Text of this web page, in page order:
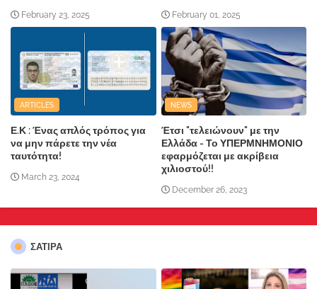
February 23, 2025 February 01, 2025
ARTICLES
Ε.Κ : Ένας απλός τρόπος για
να μην πάρετε την νέα
ταυτότητα!
March 23, 2024
NEWS
Έτσι "τελειώνουν" με την
Ελλάδα - Το ΥΠΕΡΜΝΗΜΟΝΙΟ
εφαρμόζεται με ακρίβεια
χιλιοστού!!
December 26, 2023
ΣΑΤΙΡΑ